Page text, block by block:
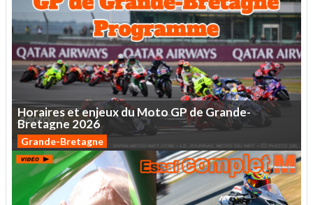
HorairesetenjeuxduMotoGPdeGrande-
Bretagne 2026
Grande-Bretagne